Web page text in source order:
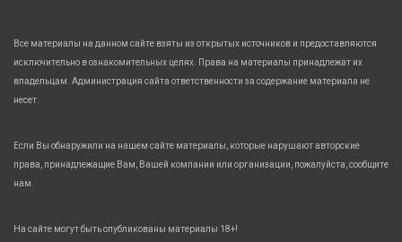
Все материалы на данном сайте взяты из открытых источников и предоставляются
исключительно в ознакомительных целях. Права на материалы принадлежат их
владельцам. Администрация сайта ответственности за содержание материала не
несет.
Если Вы обнаружили на нашем сайте материалы, которые нарушают авторские
права, принадлежащие Вам, Вашей компании или организации, пожалуйста, сообщите
нам.
На сайте могут быть опубликованы материалы 18+!